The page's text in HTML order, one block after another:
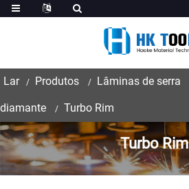
Lar Produtos Lâminas de serra
diamante Turbo Rim
Turbo Rim